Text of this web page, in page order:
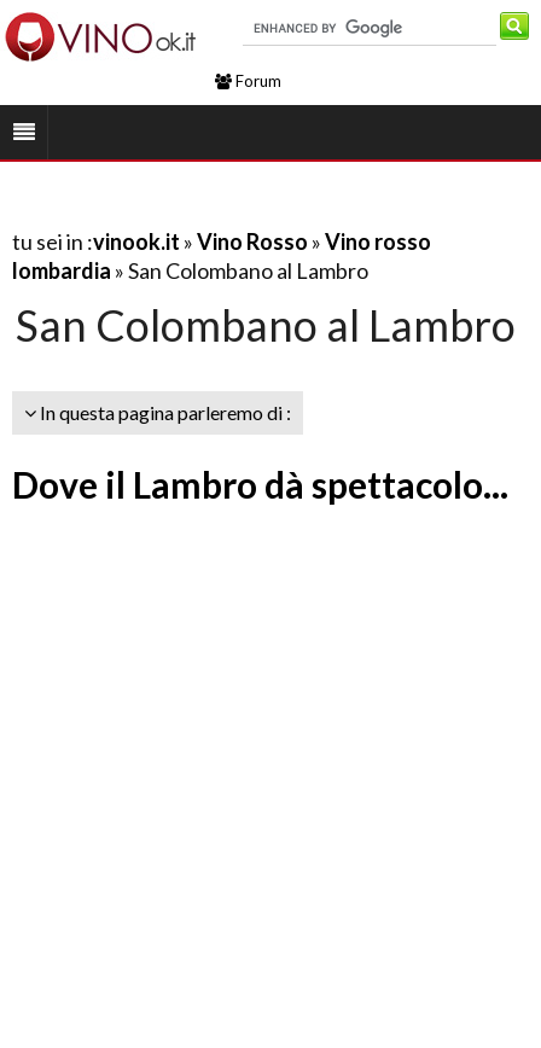
Forum
tu sei in :vinook.it »Vino Rosso »Vino rosso
lombardia » San Colombano al Lambro
San Colombano al Lambro
In questa pagina parleremo di :
Dove il Lambro dà spettacolo...